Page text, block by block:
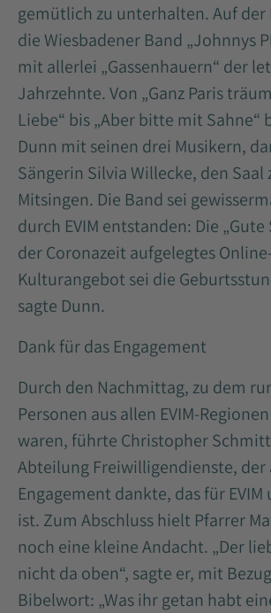
gemütlich zu unterhalten. Auf der
die Wiesbadener Band „Johnnys
mit allerlei „Gassenhauern“ der
Jahrzehnte. Von „Ganz Paris
Liebe“ bis „Aber bitte mit Sahne“
Dunn mit seinen drei Musikern,
Sängerin Silvia Willecke, den Saal
Mitsingen. Die Band sei
durch EVIM entstanden: Die „Gute
der Coronazeit aufgelegtes Online-
Kulturangebot sei die
sagte Dunn.
Dank für das Engagement
Durch den Nachmittag, zu dem
Personen aus allen EVIM-
waren, führte Christopher
Abteilung Freiwilligendienste,
Engagement dankte, das für
ist. Zum Abschluss hielt Pfarrer
noch eine kleine Andacht. „Der
nicht da oben“, sagte er, mit
Bibelwort: „Was ihr getan habt